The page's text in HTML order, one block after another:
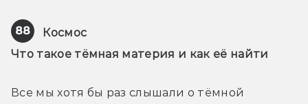
88
Космос
Что такое тёмная материя и как её найти
Все мы хотя бы раз слышали о тёмной